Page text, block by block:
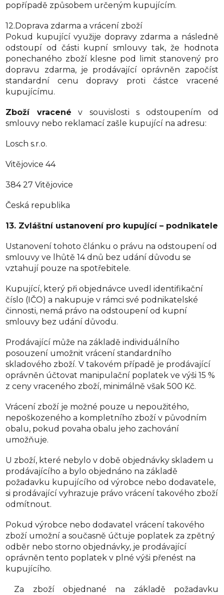
popřípadě způsobem určeným kupujícím.
12.Doprava zdarma a vrácení zboží
Pokud kupující využije dopravy zdarma a následně
odstoupí od části kupní smlouvy tak, že hodnota
ponechaného zboží klesne pod limit stanovený pro
dopravu zdarma, je prodávající oprávněn započíst
standardní cenu dopravy proti částce vracené
kupujícímu.
Zboží vracené v souvislosti s odstoupením od
smlouvy nebo reklamací zašle kupující na adresu:
Losch s.r.o.
Vitějovice 44
384 27 Vitějovice
Česká republika
13. Zvláštní ustanovení pro kupující – podnikatele
Ustanovení tohoto článku o právu na odstoupení od
smlouvy ve lhůtě 14 dnů bez udání důvodu se
vztahují pouze na spotřebitele.
Kupující, který při objednávce uvedl identifikační
číslo (IČO) a nakupuje v rámci své podnikatelské
činnosti, nemá právo na odstoupení od kupní
smlouvy bez udání důvodu.
Prodávající může na základě individuálního
posouzení umožnit vrácení standardního
skladového zboží. V takovém případě je prodávající
oprávněn účtovat manipulační poplatek ve výši 15 %
z ceny vraceného zboží, minimálně však 500 Kč.
Vrácení zboží je možné pouze u nepoužitého,
nepoškozeného a kompletního zboží v původním
obalu, pokud povaha obalu jeho zachování
umožňuje.
U zboží, které nebylo v době objednávky skladem u
prodávajícího a bylo objednáno na základě
požadavku kupujícího od výrobce nebo dodavatele,
si prodávající vyhrazuje právo vrácení takového zboží
odmítnout.
Pokud výrobce nebo dodavatel vrácení takového
zboží umožní a současně účtuje poplatek za zpětný
odběr nebo storno objednávky, je prodávající
oprávněn tento poplatek v plné výši přenést na
kupujícího.
Za zboží objednané na základě požadavku